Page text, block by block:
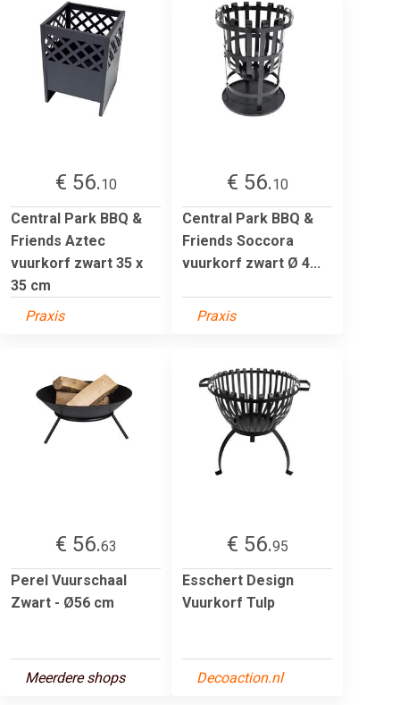
€ 56.10
Central Park BBQ &
Friends Aztec
vuurkorf zwart 35 x
35 cm
Praxis
€ 56.10
Central Park BBQ &
Friends Soccora
vuurkorf zwart Ø 4...
Praxis
€ 56.63
Perel Vuurschaal
Zwart - Ø56 cm
Meerdere shops
€ 56.95
Esschert Design
Vuurkorf Tulp
Decoaction.nl